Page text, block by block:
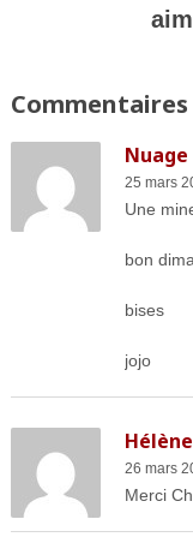
Commentaires
25 mars
Une
bon
bises
jojo
Hélène
26 mars
Merci